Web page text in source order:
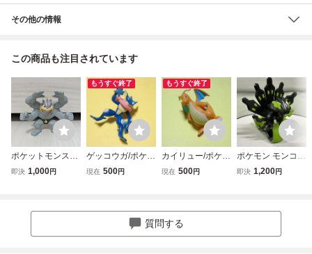
その他の情報
この商品も注目されています
ポケットモンスタ
ー モンスターコレ
即決 1,000円
もうすぐ終了
ゲッコウガ/ポケモ
ン モンコレ フィ
現在 500円
もうすぐ終了
カイリュー/ポケモ
ン モンコレ フィ
現在 500円
ポケモン モンコレ
ポケットモンスタ
即決 1,200円
質問する